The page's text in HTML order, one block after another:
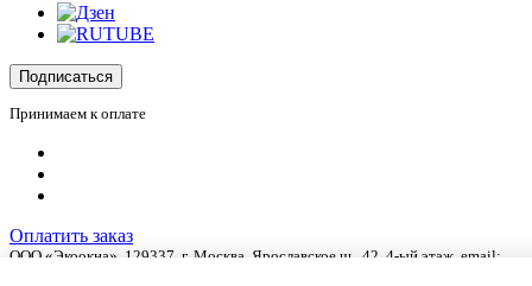
Подписаться
Принимаем к оплате
Оплатить заказ
ООО «Экоокна», 129337, г. Москва Ярославское ш., 42 , 4-ый этаж, email: